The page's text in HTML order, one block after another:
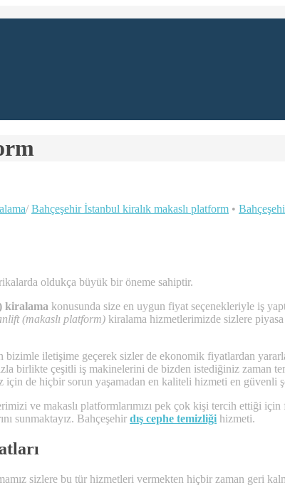
/ Bahçeşehir İstanbul kiralık makaslı platform •
oldukça büyük bir öneme sahiptir.
kiralama konusunda size en uygun fiyat seçenekleriyle iş
(makaslı platform) kiralama hizmetlerimizde sizlere
iletişime geçerek sizler de ekonomik fiyatlardan
birlikte çeşitli iş makinelerini de bizden istediğiniz zaman
de hiçbir sorun yaşamadan en kaliteli hizmeti en güvenli
ve makaslı platformlarımızı pek çok kişi tercih ettiği
sunmaktayız. Bahçeşehir dış cephe temizliği hizmeti.
sizlere bu tür hizmetleri vermekten hiçbir zaman geri